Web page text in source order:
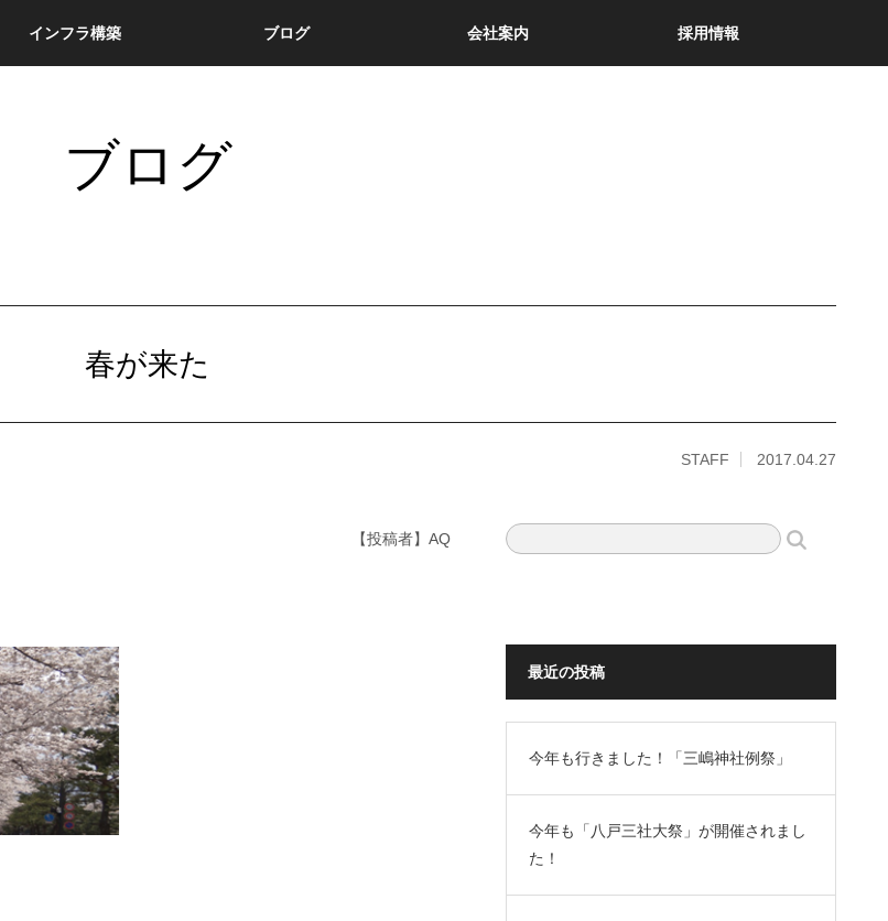
インフラ構築 ブログ 会社案内 採用情報
ブログ
春が来た
STAFF 2017.04.27
【投稿者】AQ
最近の投稿
今年も行きました！「三嶋神社例祭」
今年も「八戸三社大祭」が開催されまし
た！